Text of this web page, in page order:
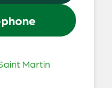
Martin